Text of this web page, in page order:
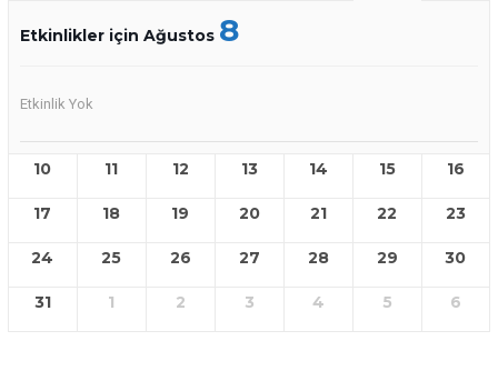
Etkinlikler için Ağustos 8
Etkinlik Yok
10 11 12 13 14 15 16
17 18 19 20 21 22 23
24 25 26 27 28 29 30
31 1 2 3 4 5 6